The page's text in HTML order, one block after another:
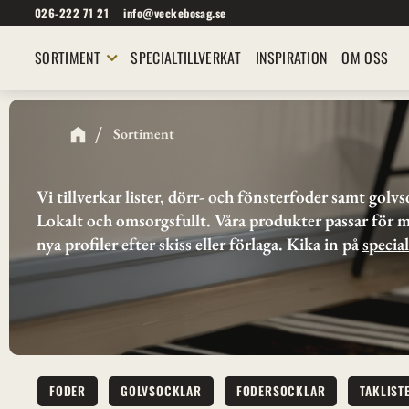
026-222 71 21 info@veckebosag.se
SORTIMENT SPECIALTILLVERKAT INSPIRATION OM OSS
Sortiment
Vi tillverkar lister, dörr- och fönsterfoder samt
Lokalt och omsorgsfullt. Våra produkter passar för
nya profiler efter skiss eller förlaga. Kika in på
FODER GOLVSOCKLAR FODERSOCKLAR